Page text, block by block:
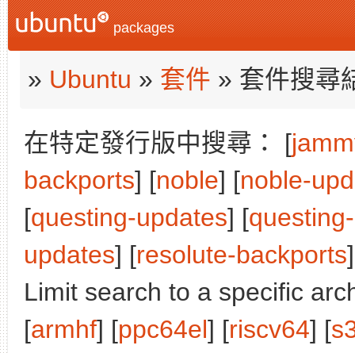
packages
» Ubuntu » 套件 » 套件搜尋
在特定發行版中搜尋： [
backports] [noble] [noble-
[questing-updates] [
updates] [resolute-backports
Limit search to a specific
[armhf] [ppc64el] [riscv64] [